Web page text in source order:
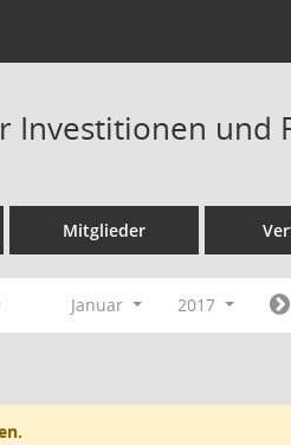
Investitionen und
Mitglieder
Januar 2017